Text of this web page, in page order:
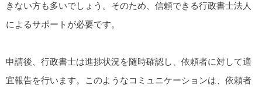
きない方も多いでしょう。そのため、信頼できる行政書士法人
によるサポートが必要です。
申請後、行政書士は進捗状況を随時確認し、依頼者に対して適
宜報告を行います。このようなコミュニケーションは、依頼者